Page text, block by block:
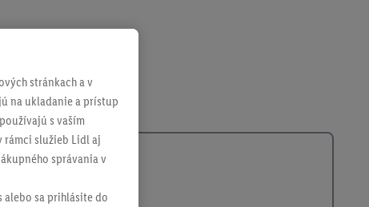
stránkach a v
na ukladanie a prístup
s vaším
rámci služieb Lidl aj
správania v
sa prihlásite do